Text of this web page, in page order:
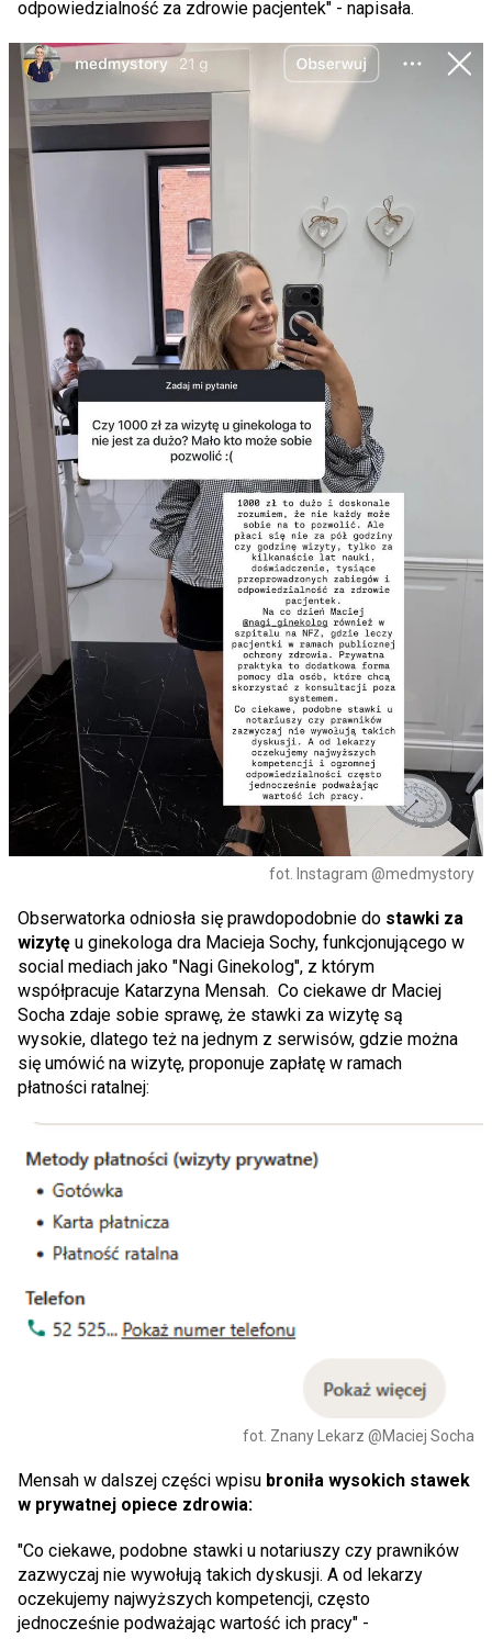
odpowiedzialność za zdrowie pacjentek" - napisała.
fot. Instagram @medmystory
Obserwatorka odniosła się prawdopodobnie do stawki za
wizytę u ginekologa dra Macieja Sochy, funkcjonującego w
social mediach jako "Nagi Ginekolog", z którym
współpracuje Katarzyna Mensah. Co ciekawe dr Maciej
Socha zdaje sobie sprawę, że stawki za wizytę są
wysokie, dlatego też na jednym z serwisów, gdzie można
się umówić na wizytę, proponuje zapłatę w ramach
płatności ratalnej:
fot. Znany Lekarz @Maciej Socha
Mensah w dalszej części wpisu broniła wysokich stawek
w prywatnej opiece zdrowia:
"Co ciekawe, podobne stawki u notariuszy czy prawników
zazwyczaj nie wywołują takich dyskusji. A od lekarzy
oczekujemy najwyższych kompetencji, często
jednocześnie podważając wartość ich pracy" -